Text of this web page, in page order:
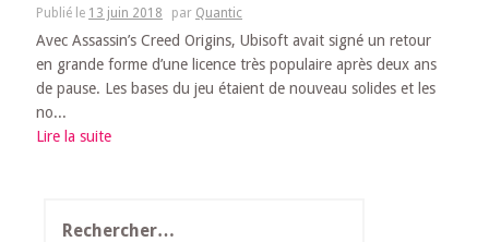
Publié le 13 juin 2018 par Quantic
Avec Assassin’s Creed Origins, Ubisoft avait signé un retour
en grande forme d’une licence très populaire après deux ans
de pause. Les bases du jeu étaient de nouveau solides et les
no...
Lire la suite